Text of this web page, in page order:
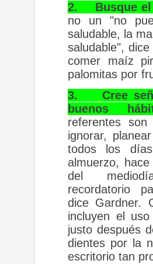
2.
Busque
no un "no
saludable, la
saludable",
comer maíz
palomitas por
3.
Cree
buenos
referentes
ignorar,
todos los
almuerzo,
del
recordatorio
dice Gardner.
incluyen el
justo después
dientes por la
escritorio tan